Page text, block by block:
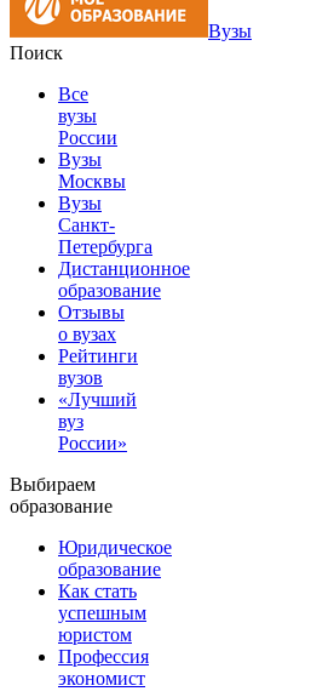
Вузы
Поиск
Все
вузы
России
Вузы
Москвы
Вузы
Санкт-
Петербурга
Дистанционное
образование
Отзывы
о вузах
Рейтинги
вузов
«Лучший
вуз
России»
Выбираем
образование
Юридическое
образование
Как стать
успешным
юристом
Профессия
экономист